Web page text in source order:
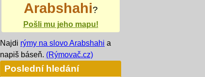
Arabshahi?
Pošli mu jeho mapu!
Najdi rýmy na slovo Arabshahi a
napiš báseň. (Rýmovač.cz)
Poslední hledání